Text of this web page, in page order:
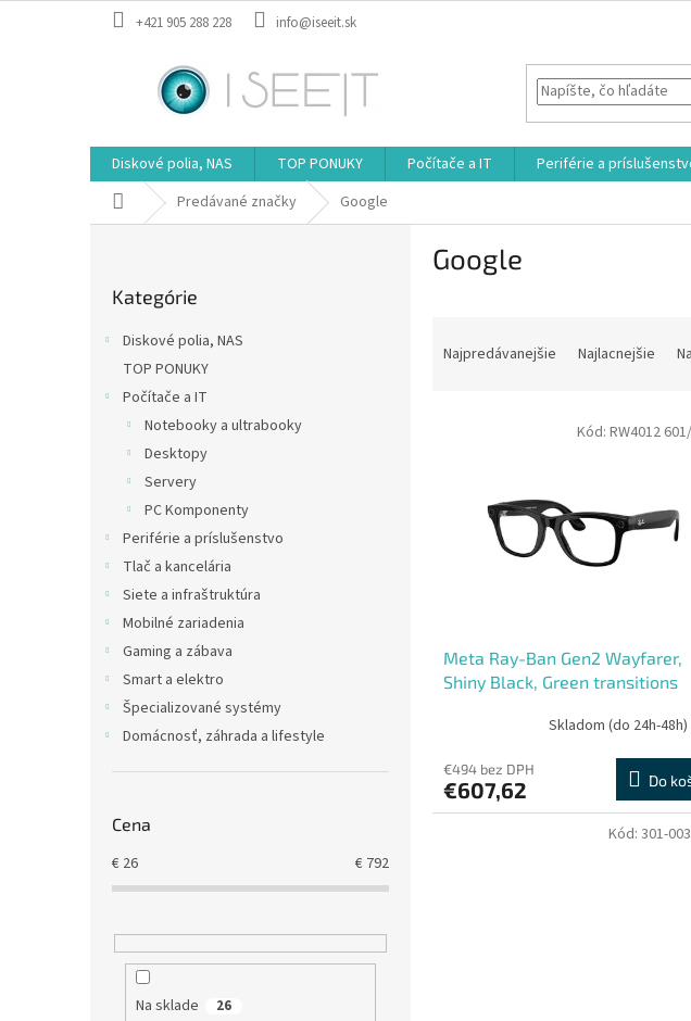
+421 905 288 228 info@iseeit.sk
Diskové polia, NAS TOP PONUKY Počítače a IT Periférie a
DomovPredávané značky Google
kategórie
Kategórie
Diskové polia, NAS
TOP PONUKY
Počítače a IT
Notebooky a ultrabooky
Desktopy
Servery
PC Komponenty
Periférie a príslušenstvo
Tlač a kancelária
Siete a infraštruktúra
Mobilné zariadenia
Gaming a zábava
Smart a elektro
Špecializované systémy
Domácnosť, záhrada a lifestyle
Cena
€ 26 € 792
Na sklade 26
Google
Najpredávanejšie Najlacnejšie
Meta Ray-Ban Gen2 Wayfarer,
Shiny Black, Green transitions
Skladom (do 24h-48h)
€494 bez DPH
€607,62 Do
Kód: RW4012
Kód: 301-